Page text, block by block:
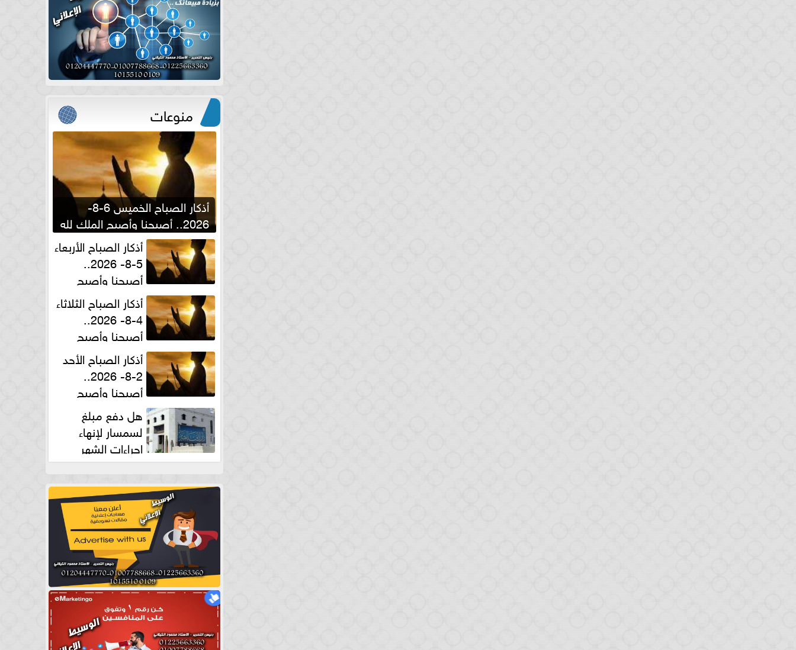
منوعات
أذكار الصباح الخميس 6-8-
2026.. أصبحنا وأصبح الملك لله
والحمد لله
أذكار الصباح الأربعاء
5-8- 2026..
أصبحنا وأصبح
الملك لله والحمد للهأذكار الصباح الثلاثاء
4-8- 2026..
أصبحنا وأصبح
الملك لله والحمد للهأذكار الصباح الأحد
2-8- 2026..
أصبحنا وأصبح
الملك لله والحمد للههل دفع مبلغ
لسمسار لإنهاء
إجراءات الشهر
العقارى حلال؟.. أمين الفتوى يجيب